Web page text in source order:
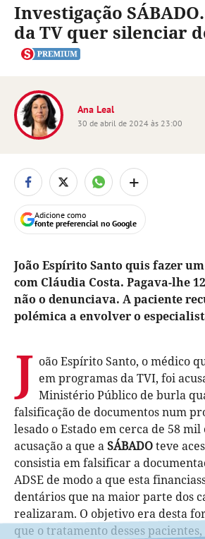
Investigação
da TV quer silenciar
Ana Leal
30 de abril de 2024 às 23:00
+
Adicione como
fonte preferencial no Google
João Espírito Santo quis fazer
com Cláudia Costa. Pagava-lhe
não o denunciava. A paciente
polémica a envolver o
J oão Espírito Santo, o médico
em programas da TVI, foi
Ministério Público de burla
falsificação de documentos num
lesado o Estado em cerca de 58 mil
acusação a que aSÁBADOteve
consistia em falsificar a
ADSE de modo a que esta
dentários que na maior parte dos
realizaram. O objetivo era desta
que o tratamento desses